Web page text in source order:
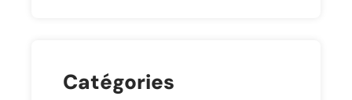
Catégories